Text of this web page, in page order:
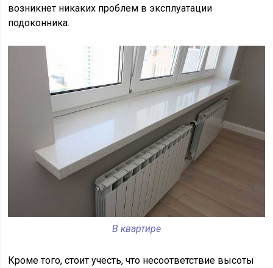
возникнет никаких проблем в эксплуатации
подоконника.
В квартире
Кроме того, стоит учесть, что несоответствие высоты